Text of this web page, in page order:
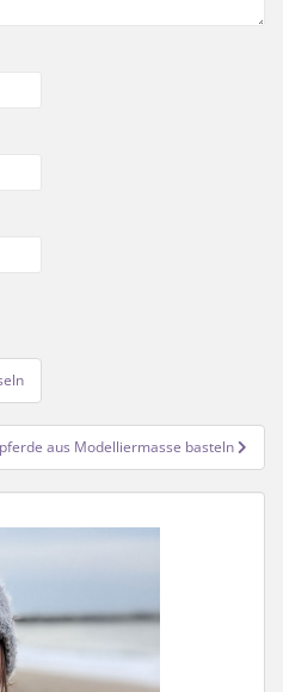
aus Modelliermasse basteln